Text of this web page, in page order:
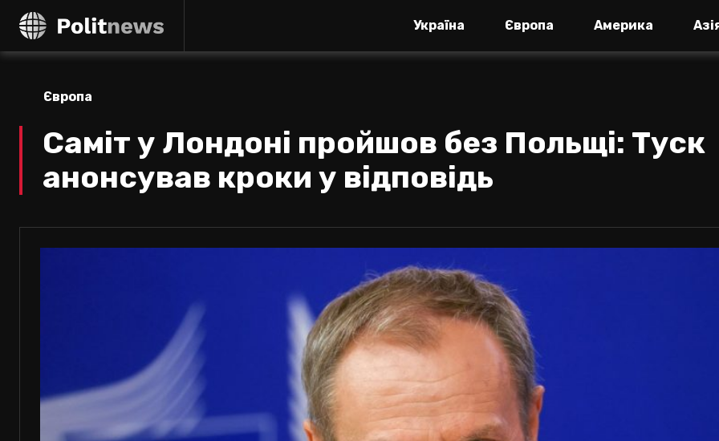
Україна Європа Америка
Європа
Саміт у Лондоні пройшов без Польщі: Туск
анонсував кроки у відповідь